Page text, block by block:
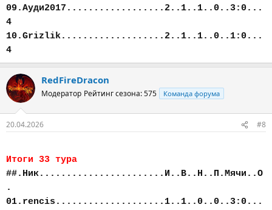
09.Ауди2017..................2..1..1..0..3:0...
4
10.Grizlik...................2..1..1..0..1:0...
4
RedFireDracon
Модератор Рейтинг сезона: 575 Команда форума
20.04.2026 #8
Итоги 33 тура
##.Ник.......................И..В..Н..П.Мячи..О
.
01.rencis....................1..1..0..0..3:0...